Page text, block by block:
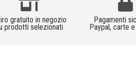
gratuito in negozio
prodotti selezionati
Pagamenti
Paypal, carte